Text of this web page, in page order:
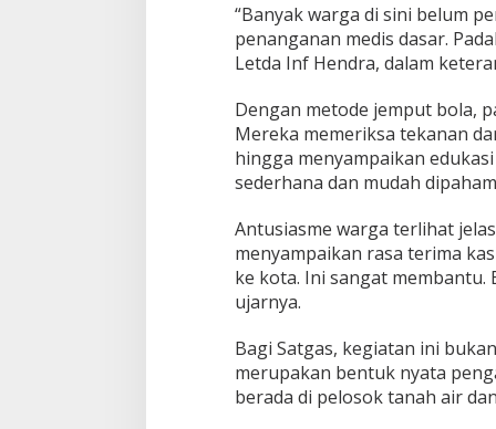
“Banyak warga di sini belum
penanganan medis dasar.
Letda Inf Hendra, dalam
Dengan metode jemput bola,
Mereka memeriksa tekanan
hingga menyampaikan
sederhana dan mudah
Antusiasme warga terlihat
menyampaikan rasa terima
ke kota. Ini sangat
ujarnya.
Bagi Satgas, kegiatan ini
merupakan bentuk nyata
berada di pelosok tanah air